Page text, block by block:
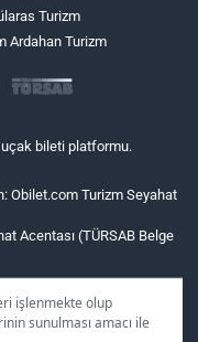
işlenmekte olup
sunulması amacı ile
Turizm
Ardahan Turizm
bileti platformu.
Obilet.com Turizm Seyahat
Acentası (TÜRSAB Belge